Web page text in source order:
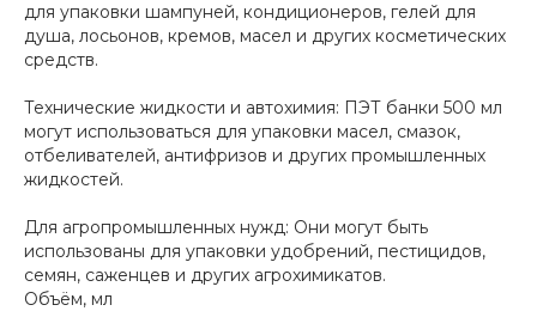
для упаковки шампуней, кондиционеров, гелей для
душа, лосьонов, кремов, масел и других косметических
средств.
Технические жидкости и автохимия: ПЭТ банки 500 мл
могут использоваться для упаковки масел, смазок,
отбеливателей, антифризов и других промышленных
жидкостей.
Для агропромышленных нужд: Они могут быть
использованы для упаковки удобрений, пестицидов,
семян, саженцев и других агрохимикатов.
Объём, мл